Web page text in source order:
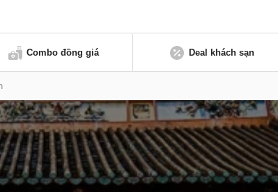
Combo đồng giá Deal khách sạn